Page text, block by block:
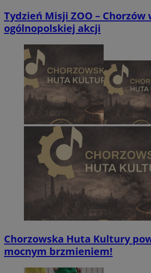
Tydzień Misji ZOO – Chorzów
ogólnopolskiej akcji
Chorzowska Huta Kultury
mocnym brzmieniem!